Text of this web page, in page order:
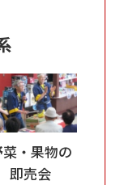
・果物の
即売会